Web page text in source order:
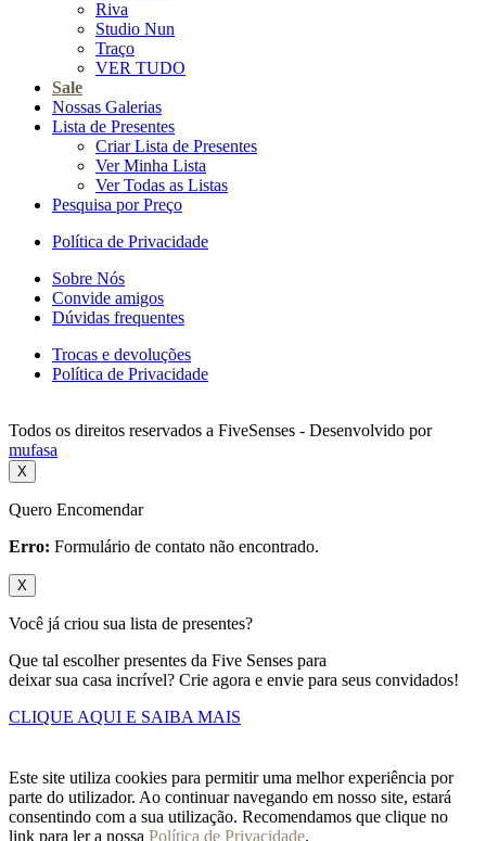
Riva
Studio Nun
Traço
VER TUDO
Sale
Nossas Galerias
Lista de Presentes
Criar Lista de Presentes
Ver Minha Lista
Ver Todas as Listas
Pesquisa por Preço
Política de Privacidade
Sobre Nós
Convide amigos
Dúvidas frequentes
Trocas e devoluções
Política de Privacidade
Todos os direitos reservados a FiveSenses - Desenvolvido por
mufasa
X
Quero Encomendar
Erro: Formulário de contato não encontrado.
X
Você já criou sua lista de presentes?
Que tal escolher presentes da Five Senses para
deixar sua casa incrível? Crie agora e envie para seus convidados!
CLIQUE AQUI E SAIBA MAIS
Este site utiliza cookies para permitir uma melhor experiência por
parte do utilizador. Ao continuar navegando em nosso site, estará
consentindo com a sua utilização. Recomendamos que clique no
link para ler a nossa Política de Privacidade.